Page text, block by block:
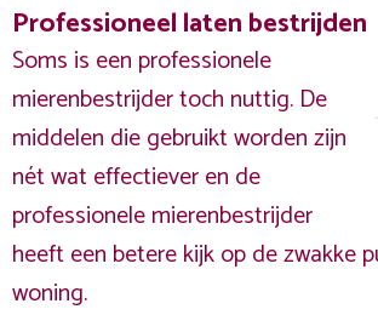
Professioneel laten bestrijden
Soms is een professionele
mierenbestrijder toch nuttig. De
middelen die gebruikt worden zijn
nét wat effectiever en de
professionele mierenbestrijder
heeft een betere kijk op de zwakke
woning.